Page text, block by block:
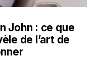
John : ce que
de l’art de